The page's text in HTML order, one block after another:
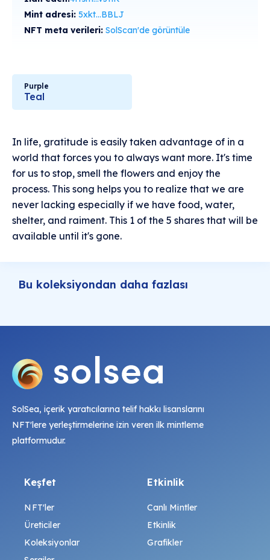
Mint adresi: 5xkt...BBLJ
NFT meta verileri: SolScan'de görüntüle
Purple
Teal
In life, gratitude is easily taken advantage of in a
world that forces you to always want more. It's time
for us to stop, smell the flowers and enjoy the
process. This song helps you to realize that we are
never lacking especially if we have food, water,
shelter, and raiment. This 1 of the 5 shares that will be
available until it's gone.
Bu koleksiyondan daha fazlası
SolSea, içerik yaratıcılarına telif hakkı lisanslarını
NFT'lere yerleştirmelerine izin veren ilk mintleme
platformudur.
Keşfet
NFT'ler
Üreticiler
Koleksiyonlar
Etkinlik
Canlı Mintler
Etkinlik
Grafikler